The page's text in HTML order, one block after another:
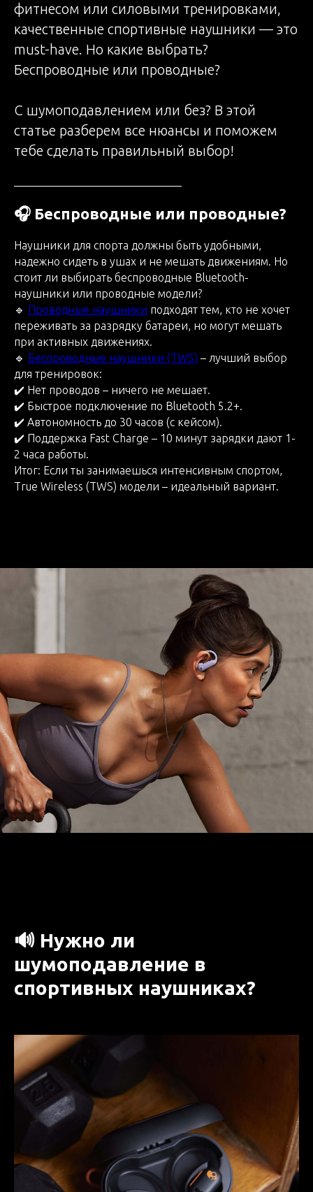
фитнесом или силовыми тренировками,
качественные спортивные наушники — это
must-have. Но какие выбрать?
Беспроводные или проводные?
С шумоподавлением или без? В этой
статье разберем все нюансы и поможем
тебе сделать правильный выбор!
🎧 Беспроводные или проводные?
Наушники для спорта должны быть удобными,
надежно сидеть в ушах и не мешать движениям. Но
стоит ли выбирать беспроводные Bluetooth-
наушники или проводные модели?
🔹
Проводные наушники подходят тем, кто не хочет
переживать за разрядку батареи, но могут мешать
при активных движениях.
🔹
Беспроводные наушники (TWS) – лучший выбор
для тренировок:
✔️ Нет проводов – ничего не мешает.
✔️ Быстрое подключение по Bluetooth 5.2+.
✔️ Автономность до 30 часов (с кейсом).
✔️ Поддержка Fast Charge – 10 минут зарядки дают 1-
2 часа работы.
Итог: Если ты занимаешься интенсивным спортом,
True Wireless (TWS) модели – идеальный вариант.
🔊 Нужно ли
шумоподавление в
спортивных наушниках?